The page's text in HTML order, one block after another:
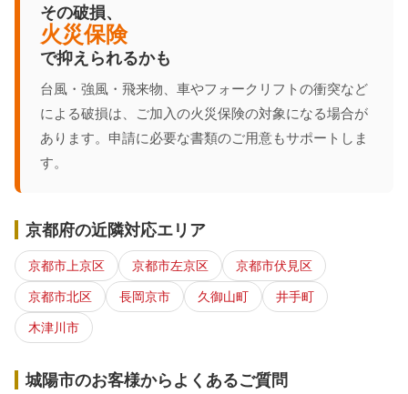
その破損、
火災保険
で抑えられるかも
台風・強風・飛来物、車やフォークリフトの衝突など
による破損は、ご加入の火災保険の対象になる場合が
あります。申請に必要な書類のご用意もサポートしま
す。
京都府の近隣対応エリア
京都市上京区 京都市左京区
京都市伏見区
京都市北区
長岡京市 久御山町
井手町
木津川市
城陽市のお客様からよくあるご質問